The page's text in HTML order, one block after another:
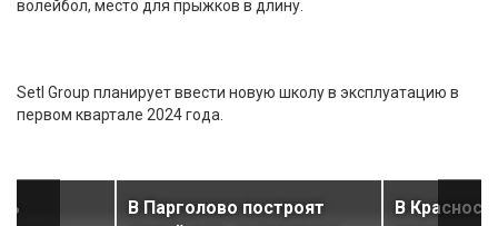
волейбол, место для прыжков в длину.
Setl Group планирует ввести новую школу в эксплуатацию в
первом квартале 2024 года.
В Парголово построят
В